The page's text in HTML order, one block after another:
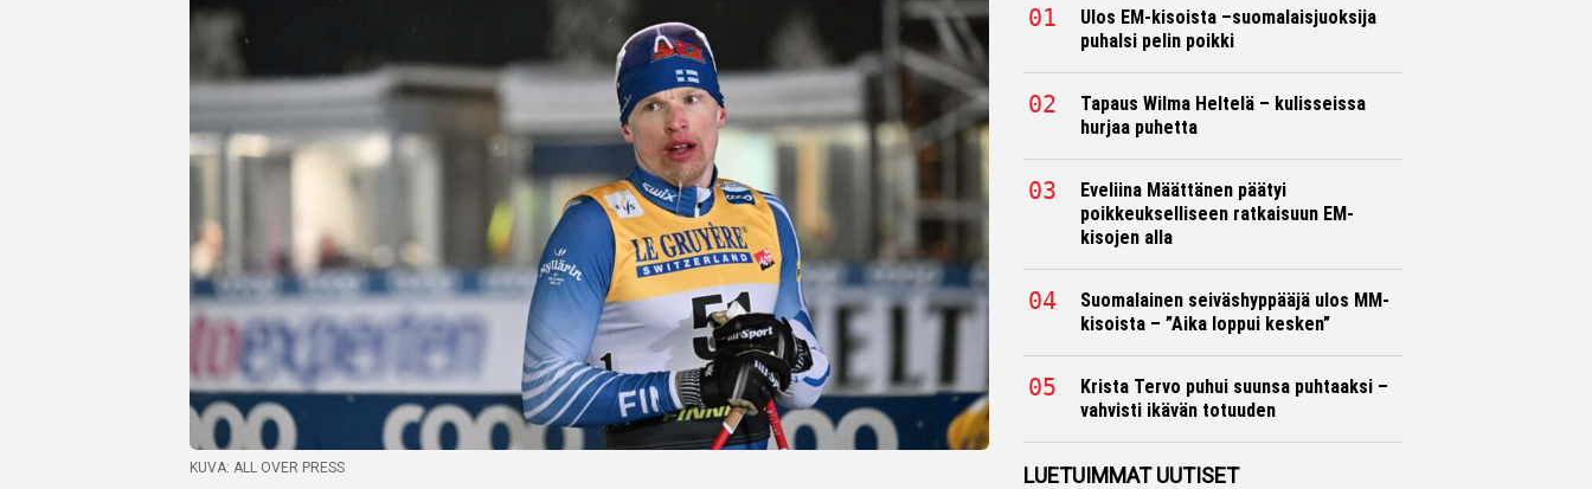
KUVA: ALL OVER PRESS
Ulos EM-kisoista –suomalaisjuoksija
puhalsi pelin poikki
Tapaus Wilma Heltelä – kulisseissa
hurjaa puhetta
Eveliina Määttänen päätyi
poikkeukselliseen ratkaisuun EM-
kisojen alla
Suomalainen seiväshyppääjä ulos MM-
kisoista – ”Aika loppui kesken”
Krista Tervo puhui suunsa puhtaaksi –
vahvisti ikävän totuuden
LUETUIMMAT UUTISET